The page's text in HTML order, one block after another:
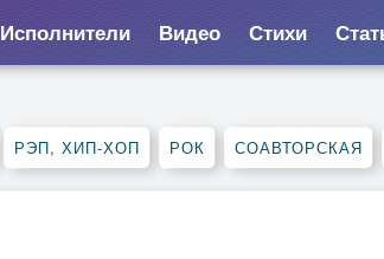
Исполнители Видео Стихи
РЭП, ХИП-ХОП РОК СОАВТОРСКАЯ